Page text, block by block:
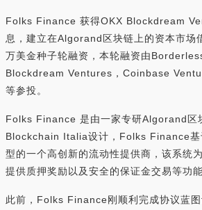
Folks Finance 获得OKX Blockdream
息，建立在Algorand区块链上的资本市场
万美金种子轮融资，本轮融资由
Blockdream Ventures，Coinbase
等参投。
Folks Finance 是由一家专研Algorand区
Blockchain Italia设计，Folks Finance基
型的一个高创新的流动性提供商，该系统
提供质押奖励以及安全的保证金交易等功能
此前，Folks Finance刚顺利完成协议蓝